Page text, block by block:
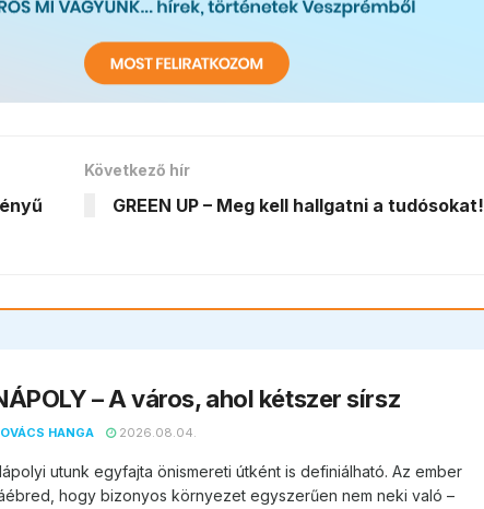
Következő hír
GREEN UP – Meg kell hallgatni a tudósokat!
– A város, ahol kétszer sírsz
HANGA 2026.08.04.
utunk egyfajta önismereti útként is definiálható. Az ember
hogy bizonyos környezet egyszerűen nem neki való –